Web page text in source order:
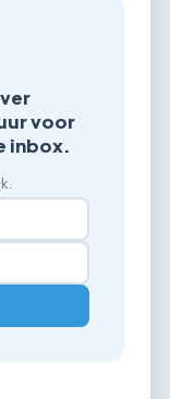
voor
inbox.